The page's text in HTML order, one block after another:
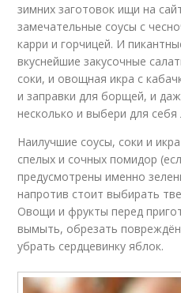
зимних заготовок ищи на
замечательные соусы с
карри и горчицей. И
вкуснейшие закусочные
соки, и овощная икра с
и заправки для борщей, и
несколько и выбери для себя
Наилучшие соусы, соки и
спелых и сочных помидор
предусмотрены именно
напротив стоит выбирать
Овощи и фрукты перед
вымыть, обрезать
убрать сердцевинку яблок.